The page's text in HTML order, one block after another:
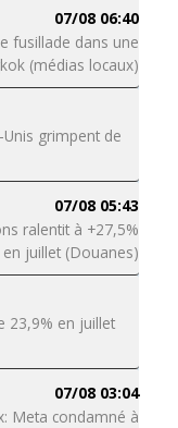
07/08 06:40
fusillade dans une
(médias locaux)
grimpent de
07/08 05:43
ralentit à +27,5%
juillet (Douanes)
23,9% en juillet
07/08 03:04
Meta condamné à